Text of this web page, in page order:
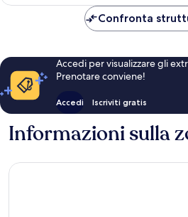
Confronta
Accedi per visualizzare gli
Prenotare conviene!
Accedi Iscriviti gratis
Informazioni sulla